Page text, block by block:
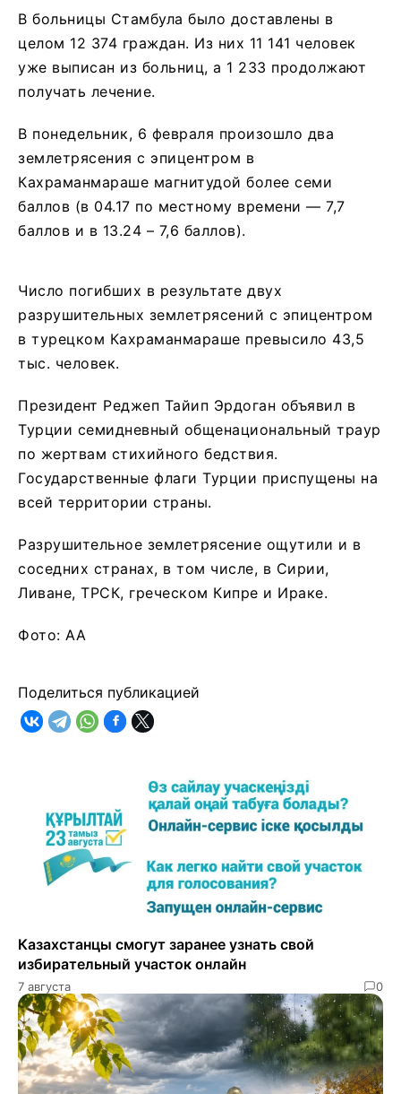
В больницы Стамбула было доставлены в
целом 12 374 граждан. Из них 11 141 человек
уже выписан из больниц, а 1 233 продолжают
получать лечение.
В понедельник, 6 февраля произошло два
землетрясения с эпицентром в
Кахраманмараше магнитудой более семи
баллов (в 04.17 по местному времени — 7,7
баллов и в 13.24 – 7,6 баллов).
Число погибших в результате двух
разрушительных землетрясений с эпицентром
в турецком Кахраманмараше превысило 43,5
тыс. человек.
Президент Реджеп Тайип Эрдоган объявил в
Турции семидневный общенациональный траур
по жертвам стихийного бедствия.
Государственные флаги Турции приспущены на
всей территории страны.
Разрушительное землетрясение ощутили и в
соседних странах, в том числе, в Сирии,
Ливане, ТРСК, греческом Кипре и Ираке.
Фото: АА
Поделиться публикацией
Казахстанцы смогут заранее узнать свой
избирательный участок онлайн
7 августа 0